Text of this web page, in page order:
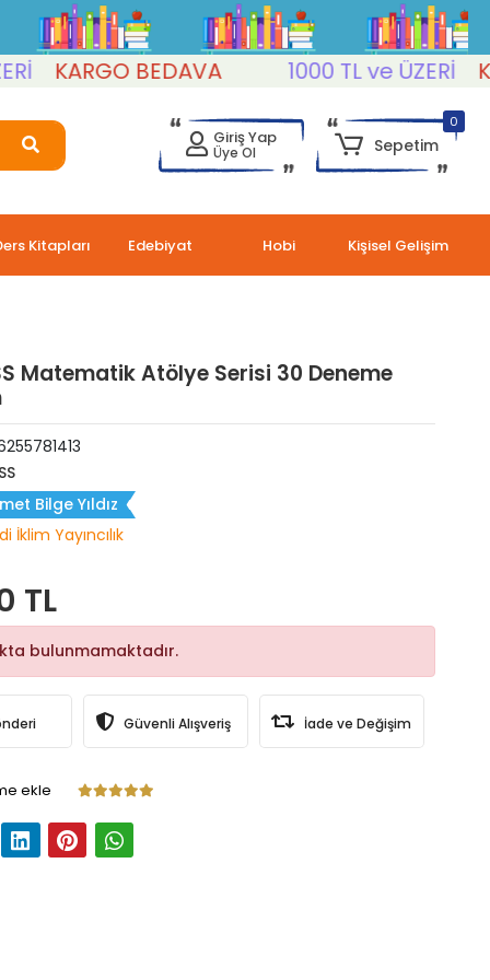
KARGO BEDAVA 1000 TL ve ÜZERİ
Giriş Yap
Üye Ol
0
Sepetim
Kitapları Edebiyat Hobi Kişisel Gelişim
Matematik Atölye Serisi 30 Deneme
Bilge Yıldız
İklim Yayıncılık
TL
bulunmamaktadır.
Güvenli Alışveriş İade ve Değişim
ekle